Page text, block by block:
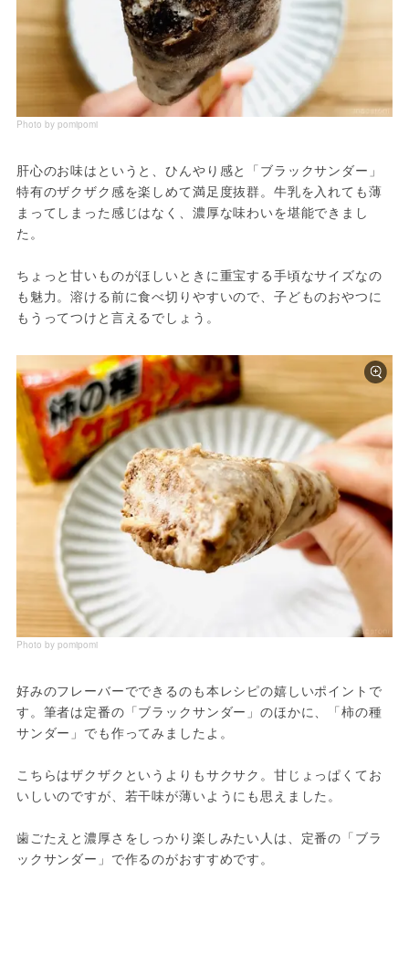
Photo by pomipomi
肝心のお味はというと、ひんやり感と「ブラックサンダー」
特有のザクザク感を楽しめて満足度抜群。牛乳を入れても薄
まってしまった感じはなく、濃厚な味わいを堪能できまし
た。
ちょっと甘いものがほしいときに重宝する手頃なサイズなの
も魅力。溶ける前に食べ切りやすいので、子どものおやつに
もうってつけと言えるでしょう。
Photo by pomipomi
好みのフレーバーでできるのも本レシピの嬉しいポイントで
す。筆者は定番の「ブラックサンダー」のほかに、「柿の種
サンダー」でも作ってみましたよ。
こちらはザクザクというよりもサクサク。甘じょっぱくてお
いしいのですが、若干味が薄いようにも思えました。
歯ごたえと濃厚さをしっかり楽しみたい人は、定番の「ブラ
ックサンダー」で作るのがおすすめです。